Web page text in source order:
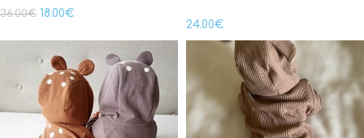
36.00€ 18.00€
24.00€